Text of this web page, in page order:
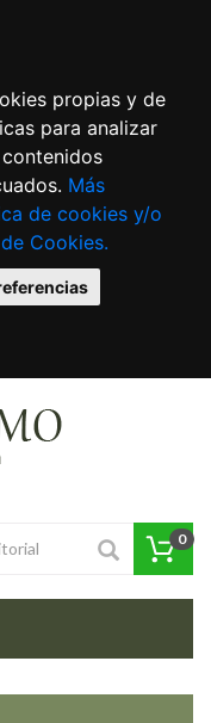
propias y de
para analizar
Más
de cookies y/o
Cookies.
0